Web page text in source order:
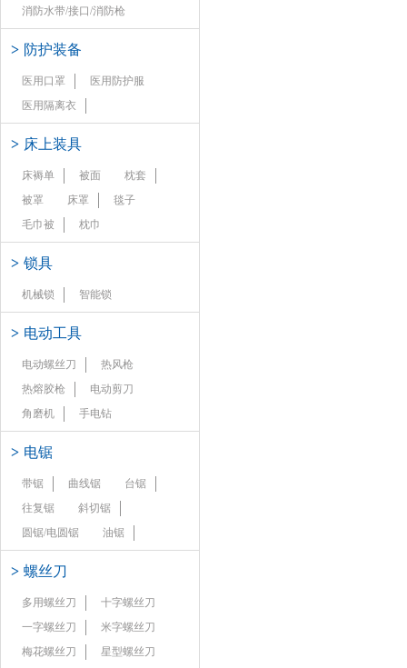
消防水带/接口/消防枪
> 防护装备
医用口罩
医用防护服
医用隔离衣
> 床上装具
床褥单 被面
枕套
被罩
床罩
毯子
毛巾被
枕巾
> 锁具
机械锁 智能锁
> 电动工具
电动螺丝刀
热风枪
热熔胶枪
电动剪刀
角磨机
手电钻
> 电锯
带锯 曲线锯
台锯
往复锯
斜切锯
圆锯/电圆锯
油锯
> 螺丝刀
多用螺丝刀
十字螺丝刀
一字螺丝刀
米字螺丝刀
梅花螺丝刀
星型螺丝刀